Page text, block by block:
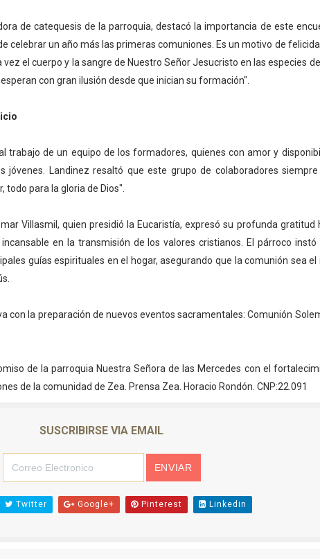
con éxito el taller vacacional de origami
celebra la Semana Mundial de la Lactancia Materna
"Venezuela Ríe 2026" brinda recreación y cultura a niños
de catequesis de la parroquia, destacó la importancia de este
celebrar un año más las primeras comuniones. Es un motivo de
el cuerpo y la sangre de Nuestro Señor Jesucristo en las especies
con gran ilusión desde que inician su formación".
trabajo de un equipo de los formadores, quienes con amor y
jóvenes. Landinez resaltó que este grupo de colaboradores
todo para la gloria de Dios".
Villasmil, quien presidió la Eucaristía, expresó su profunda gratitud
en la transmisión de los valores cristianos. El párroco instó
guías espirituales en el hogar, asegurando que la comunión sea el
con la preparación de nuevos eventos sacramentales: Comunión
de la parroquia Nuestra Señora de las Mercedes con el
de la comunidad de Zea. Prensa Zea. Horacio Rondón. CNP:22.091
SUSCRIBIRSE VIA EMAIL
Twitter Google+ Pinterest Linkedin